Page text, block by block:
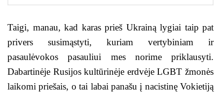
Taigi, manau, kad karas prieš Ukrainą lygiai taip pat
privers susimąstyti, kuriam vertybiniam ir
pasaulėvokos pasauliui mes norime priklausyti.
Dabartinėje Rusijos kultūrinėje erdvėje LGBT žmonės
laikomi priešais, o tai labai panašu į nacistinę Vokietiją